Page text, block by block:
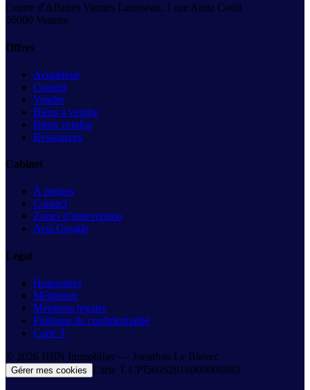
Centre d'Affaires Vannes Laroiseau, 1 rue Anita Conti
56000 Vannes
Offres
Acquéreur
Conseil
Vendre
Biens à vendre
Biens vendus
Ressources
Cabinet
À propos
Contact
Zones d'intervention
Avis Google
Légal
Honoraires
Médiation
Mentions légales
Politique de confidentialité
Carte T
© 2026 HIIN Immobilier — Jonathan Le Blevec
Gérer mes cookies Carte T CPI56052016000008863